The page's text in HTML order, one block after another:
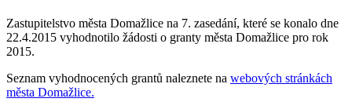
Zastupitelstvo města Domažlice na 7. zasedání, které se konalo dne
22.4.2015 vyhodnotilo žádosti o granty města Domažlice pro rok
2015.
Seznam vyhodnocených grantů naleznete na webových stránkách
města Domažlice.